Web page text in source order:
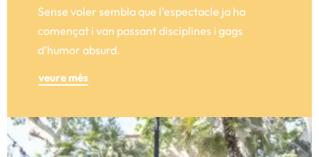
Sense voler sembla que l’espectacle ja ha
començat i van passant disciplines i gags
d’humor absurd.
veure més